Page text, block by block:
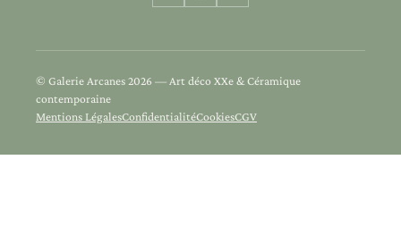
© Galerie Arcanes 2026 — Art déco XXe & Céramique
contemporaine
Mentions LégalesConfidentialitéCookiesCGV